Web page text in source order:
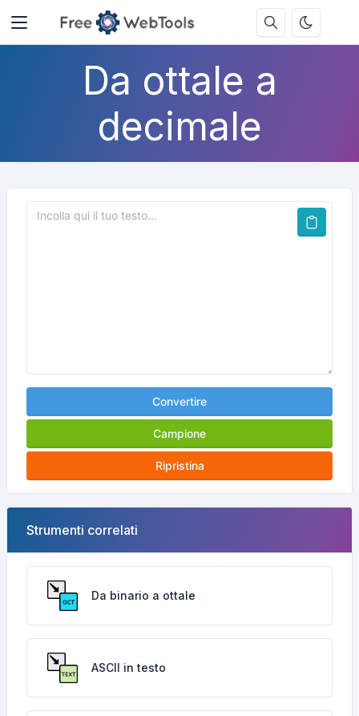
Da ottale a
decimale
Convertire
Campione
Ripristina
Strumenti correlati
Da binario a ottale
ASCII in testo